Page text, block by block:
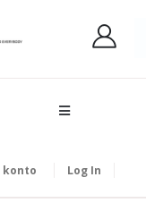
konto Log In